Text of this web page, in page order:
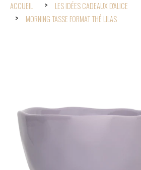
ACCUEIL
LES IDÉES CADEAUX D'ALICE
MORNING TASSE FORMAT THÉ LILAS